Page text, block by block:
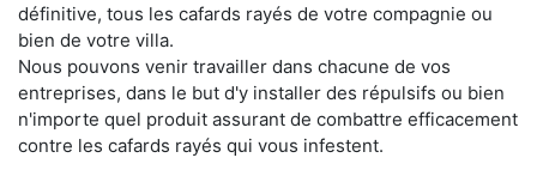
définitive, tous les cafards rayés de votre compagnie ou
bien de votre villa.
Nous pouvons venir travailler dans chacune de vos
entreprises, dans le but d'y installer des répulsifs ou bien
n'importe quel produit assurant de combattre efficacement
contre les cafards rayés qui vous infestent.